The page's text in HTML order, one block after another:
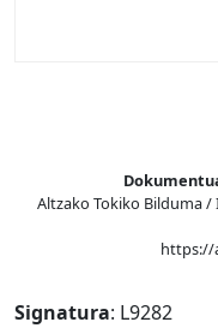
Altzako Tokiko Bilduma
https://
Signatura: L9282